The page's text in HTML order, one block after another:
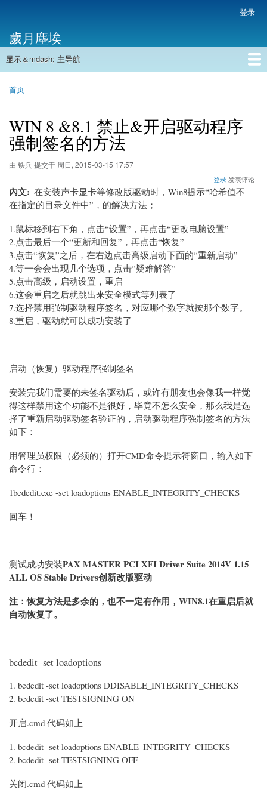
主
内
帐
户
菜
单
登录
歲月塵埃
主
航
显示＆mdash; 主导航
首页
面
屑
首页
WIN 8 &8.1 禁止&开启驱动程序
强制签名的方法
由 铁兵提交于 周日, 2015-03-15 17:57
登录 发表评论
內文
在安装声卡显卡等修改版驱动时，Win8提示“哈希值不
在指定的目录文件中”，的解决方法；
1.鼠标移到右下角，点击“设置”，再点击“更改电脑设置”
2.点击最后一个“更新和回复”，再点击“恢复”
3.点击“恢复”之后，在右边点击高级启动下面的“重新启动”
4.等一会会出现几个选项，点击“疑难解答”
5.点击高级，启动设置，重启
6.这会重启之后就跳出来安全模式等列表了
7.选择禁用强制驱动程序签名，对应哪个数字就按那个数字。
8.重启，驱动就可以成功安装了
启动（恢复）驱动程序强制签名
安装完我们需要的未签名驱动后，或许有朋友也会像我一样觉
得这样禁用这个功能不是很好，毕竟不怎么安全，那么我是选
择了重新启动驱动签名验证的，启动驱动程序强制签名的方法
如下：
用管理员权限（必须的）打开CMD命令提示符窗口，输入如下
命令行：
1bcdedit.exe -set loadoptions ENABLE_INTEGRITY_CHECKS
回车！
测试成功安装PAX MASTER PCI XFI Driver Suite 2014V 1.15
ALL OS Stable Drivers创新改版驱动
注：恢复方法是多余的，也不一定有作用，WIN8.1在重启后就
自动恢复了。
bcdedit -set loadoptions
bcdedit -set loadoptions DDISABLE_INTEGRITY_CHECKS
bcdedit -set TESTSIGNING ON
开启.cmd 代码如上
bcdedit -set loadoptions ENABLE_INTEGRITY_CHECKS
bcdedit -set TESTSIGNING OFF
关闭.cmd 代码如上